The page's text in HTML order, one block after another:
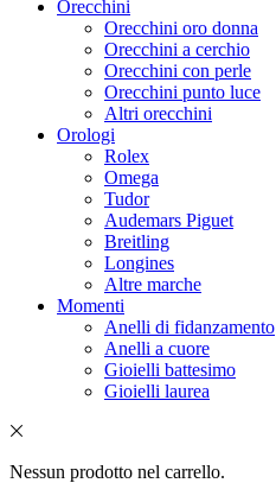
Orecchini
Orecchini oro donna
Orecchini a cerchio
Orecchini con perle
Orecchini punto luce
Altri orecchini
Orologi
Rolex
Omega
Tudor
Audemars Piguet
Breitling
Longines
Altre marche
Momenti
Anelli di fidanzamento
Anelli a cuore
Gioielli battesimo
Gioielli laurea
Nessun prodotto nel carrello.